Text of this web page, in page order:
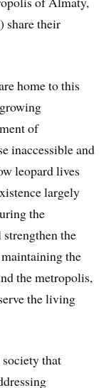
) share their
home to this
of
inaccessible and
leopard lives
largely
the
the
the
the metropolis,
the living
that